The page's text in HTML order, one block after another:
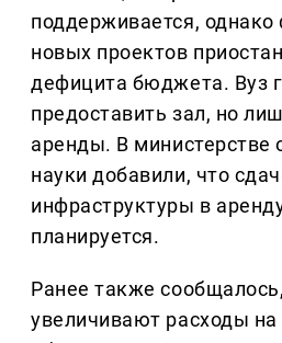
поддерживается, однако
новых проектов
дефицита бюджета. Вуз
предоставить зал, но
аренды. В министерстве
науки добавили, что
инфраструктуры в
планируется.
Ранее также
увеличивают расходы